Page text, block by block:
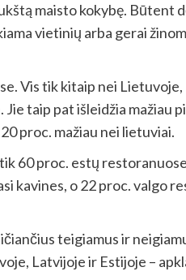
maisto kokybę. Būtent
vietinių arba gerai
Vis tik kitaip nei
taip pat išleidžia mažiau
proc. mažiau nei lietuviai.
60 proc. estų
kavines, o 22 proc. valgo
teigiamus ir
Latvijoje ir Estijoje –